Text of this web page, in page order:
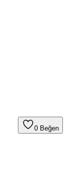
0 Beğen